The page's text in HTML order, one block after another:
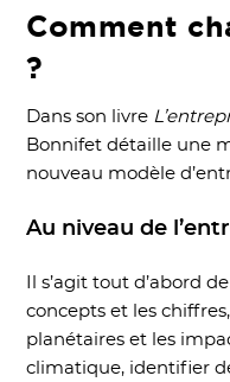
Comment
?
Dans son livre
Bonnifet détaille une
nouveau modèle
Au niveau de
Il s’agit tout d’abord
concepts et les
planétaires et les
climatique, identifier